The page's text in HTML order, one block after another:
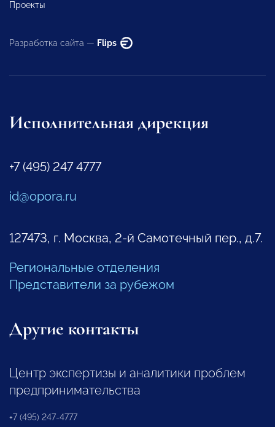
Проекты
Разработка сайта — Flips
Исполнительная дирекция
+7 (495) 247 4777
id@opora.ru
127473, г. Москва, 2-й Самотечный пер., д.7.
Региональные отделения
Представители за рубежом
Другие контакты
Центр экспертизы и аналитики проблем
предпринимательства
+7 (495) 247-4777